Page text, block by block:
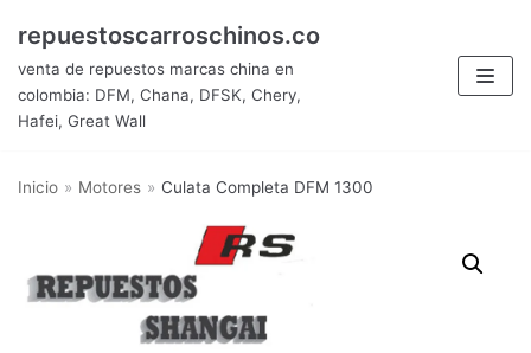
Saltar
contenido
repuestoscarroschinos.co
venta de repuestos marcas china en
colombia: DFM, Chana, DFSK, Chery,
Hafei, Great Wall
Inicio » Motores » Culata Completa DFM 1300